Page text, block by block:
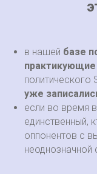
в нашей базе
практикующие
политического
уже
если во время
единственный,
оппонентов с
неоднозначной